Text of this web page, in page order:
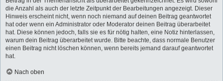
die Anzahl als auch der letzte Zeitpunkt der Bearbeitungen angezeigt. Dieser
Hinweis erscheint nicht, wenn noch niemand auf deinen Beitrag geantwortet
hat oder wenn ein Administrator oder Moderator deinen Beitrag überarbeitet
hat. Diese können jedoch, falls sie es für nötig halten, eine Notiz hinterlassen,
warum dein Beitrag überarbeitet wurde. Bitte beachte, dass normale Benutzer
einen Beitrag nicht löschen können, wenn bereits jemand darauf geantwortet
hat.
Nach oben